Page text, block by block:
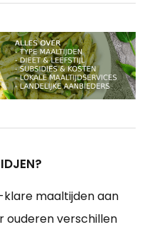
maaltijden aan
ouderen verschillen